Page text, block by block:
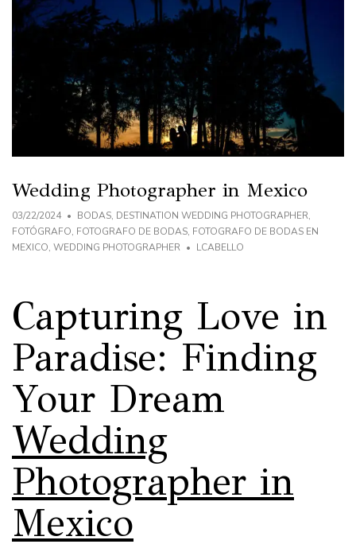
Wedding Photographer in Mexico
03/22/2024 BODAS, DESTINATION WEDDING PHOTOGRAPHER,
FOTÓGRAFO, FOTOGRAFO DE BODAS, FOTOGRAFO DE BODAS EN
MEXICO, WEDDING PHOTOGRAPHER LCABELLO
Capturing Love in
Paradise: Finding
Your Dream
Wedding
Photographer in
Mexico